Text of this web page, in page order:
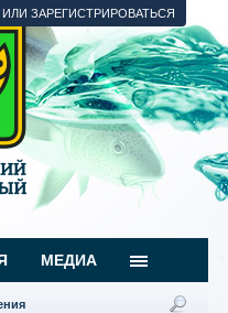
ЗАРЕГИСТРИРОВАТЬСЯ
МЕДИА